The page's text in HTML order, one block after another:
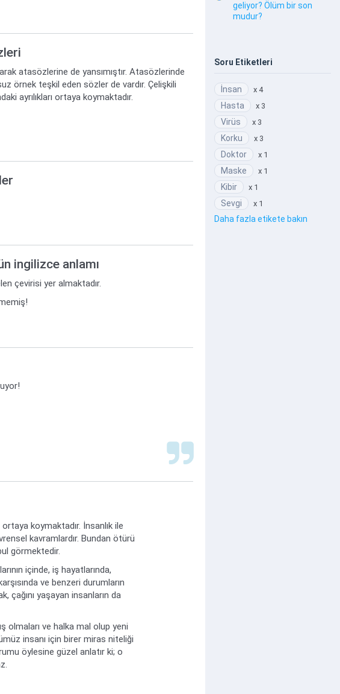
atasözlerine de yansımıştır. Atasözlerinde
örnek teşkil eden sözler de vardır. Çelişkili
ayrılıkları ortaya koymaktadır.
ingilizce anlamı
çevirisi yer almaktadır.
koymaktadır. İnsanlık ile
kavramlardır. Bundan ötürü
görmektedir.
içinde, iş hayatlarında,
ve benzeri durumların
çağını yaşayan insanların da
olmaları ve halka mal olup yeni
insanı için birer miras niteliği
öylesine güzel anlatır ki; o
geliyor? Ölüm bir son
mudur?
Soru Etiketleri
İnsan x 4
Hasta x 3
Virüs x 3
Korku x 3
Doktor x 1
Maske x 1
Kibir x 1
Sevgi x 1
Daha fazla etikete bakın